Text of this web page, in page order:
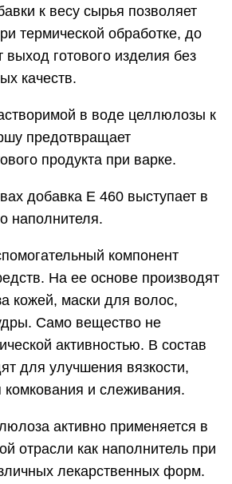
к весу сырья позволяет
термической обработке, до
выход готового изделия без
качеств.
в воде целлюлозы к
предотвращает
продукта при варке.
добавка Е 460 выступает в
наполнителя.
компонент
На ее основе производят
кожей, маски для волос,
Само вещество не
активностью. В состав
для улучшения вязкости,
и слеживания.
активно применяется в
отрасли как наполнитель при
лекарственных форм.